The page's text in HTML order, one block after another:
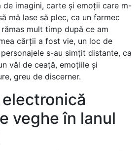
de imagini, carte și emoții care m-
mă lase să plec, ca un farmec
mult timp după ce am
cărții a fost vie, un loc de
s-au simțit distante, ca
văl de ceață, emoțiile și
greu de discerner.
veghe în lanul